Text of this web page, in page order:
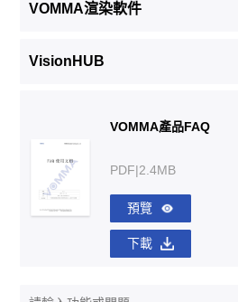
VOMMA渲染軟件
VisionHUB
VOMMA產品FAQ
PDF|2.4MB
預覽
下載